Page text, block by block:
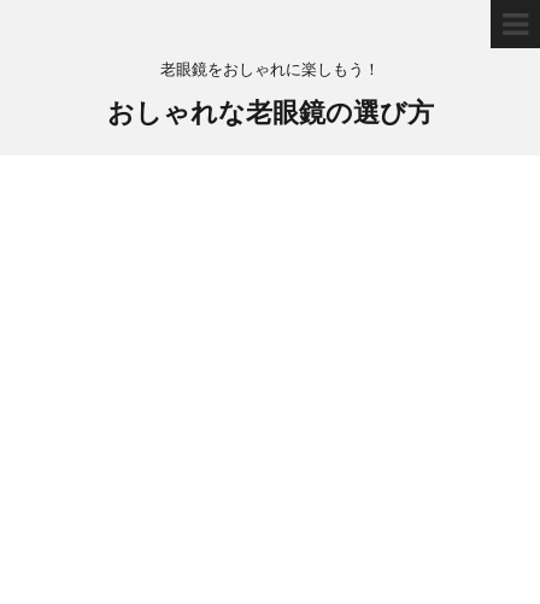
老眼鏡をおしゃれに楽しもう！
おしゃれな老眼鏡の選び方